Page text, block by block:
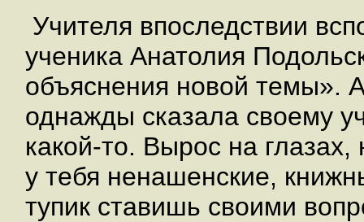
Учителя впоследствии
ученика Анатолия
объяснения новой темы».
однажды сказала своему
какой-то. Вырос на
у тебя ненашенские,
тупик ставишь своими